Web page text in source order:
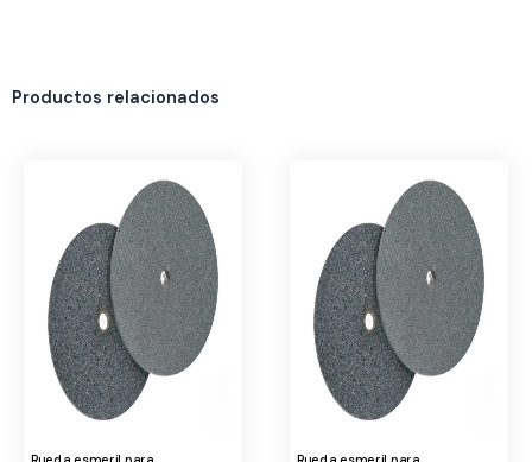
Productos relacionados